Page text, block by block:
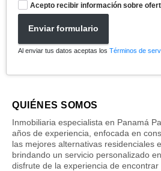
Acepto recibir información sobre
Enviar formulario
Al enviar tus datos aceptas los Términos de
QUIÉNES SOMOS
Inmobiliaria especialista en Panamá
años de experiencia, enfocada en
las mejores alternativas residenciales
brindando un servicio personalizado
disfrute de la experiencia de encontrar